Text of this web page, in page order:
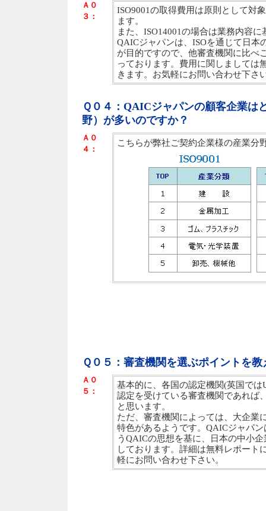
Ａ０
３：
ISO9001の取得費用は原則として対
ます。
また、ISO14001の場合は業務内容
QAICジャパンは、ISOを通じて日本
が目的ですので、他審査機関に比べ
っております。費用に関しましては
きます。お気軽にお問い合わせ下さ
Ｑ０４：QAICジャパンの顧客企業は
野）が多いのですか？
Ａ０
４：
こちらが弊社ご契約企業様の産業分
Ｑ０５：審査機関を選ぶポイントを
Ａ０
５：
基本的に、各国の認定機関(英国で
認定を受けている審査機関であれば
と思います。
ただ、審査機関によっては、大企業
特色があるようです。QAICジャパ
うQAICの思想を基に、日本の中小
しております。詳細は無料レポート
軽にお問い合わせ下さい。